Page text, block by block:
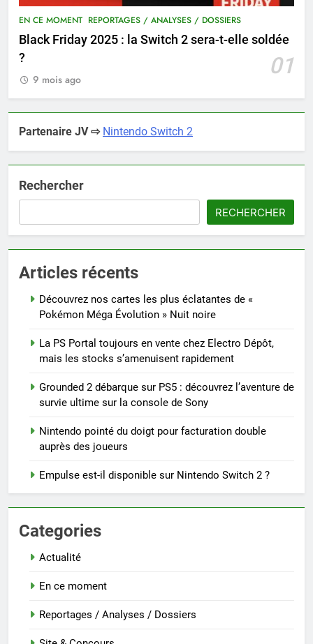
EN CE MOMENT REPORTAGES / ANALYSES / DOSSIERS
Black Friday 2025 : la Switch 2 sera-t-elle soldée
?
01
9 mois ago
Partenaire JV ⇨ Nintendo Switch 2
Rechercher
RECHERCHER
Articles récents
Découvrez nos cartes les plus éclatantes de «
Pokémon Méga Évolution » Nuit noire
La PS Portal toujours en vente chez Electro Dépôt,
mais les stocks s’amenuisent rapidement
Grounded 2 débarque sur PS5 : découvrez l’aventure de
survie ultime sur la console de Sony
Nintendo pointé du doigt pour facturation double
auprès des joueurs
Empulse est-il disponible sur Nintendo Switch 2 ?
Categories
Actualité
En ce moment
Reportages / Analyses / Dossiers